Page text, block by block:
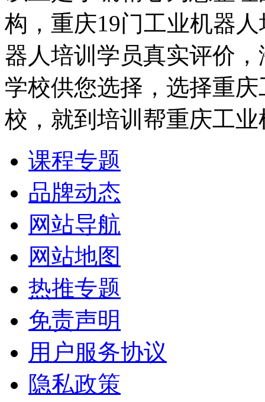
构，重庆19门工业机器
器人培训学员真实评价
学校供您选择，选择重
校，就到培训帮重庆工
课程专题
品牌动态
网站导航
网站地图
热推专题
免责声明
用户服务协议
隐私政策